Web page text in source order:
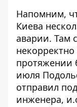
Напомним,
Киева
аварии. Там
протяжении
июля
отправил
инженера,